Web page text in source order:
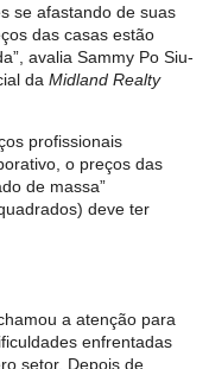
se afastando de suas
das casas estão
avalia Sammy Po Siu-
da Midland Realty
profissionais
o preços das
de massa”
deve ter
a atenção para
enfrentadas
setor. Depois de